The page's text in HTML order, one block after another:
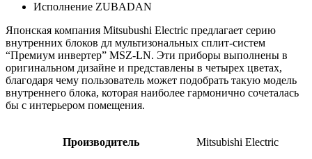
Исполнение ZUBADAN
Японская компания Mitsubushi Electric предлагает серию
внутренних блоков дл мультизональных сплит-систем
“Премиум инвертер” MSZ-LN. Эти приборы выполнены в
оригинальном дизайне и представлены в четырех цветах,
благодаря чему пользователь может подобрать такую модель
внутреннего блока, которая наиболее гармонично сочеталась
бы с интерьером помещения.
Производитель Mitsubishi Electric